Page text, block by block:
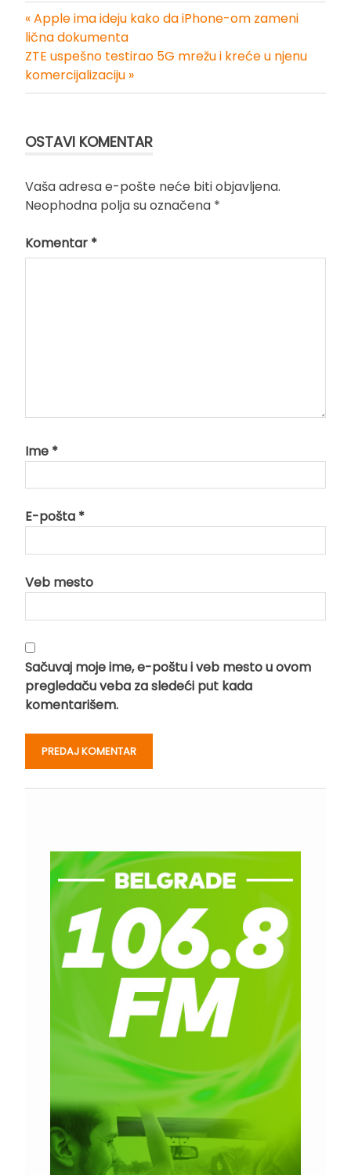
Kretanje
članka
« Apple ima ideju kako da iPhone-om zameni
lična dokumenta
ZTE uspešno testirao 5G mrežu i kreće u njenu
komercijalizaciju »
OSTAVI KOMENTAR
Vaša adresa e-pošte neće biti objavljena.
Neophodna polja su označena *
Komentar *
Ime *
E-pošta *
Veb mesto
Sačuvaj moje ime, e-poštu i veb mesto u ovom
pregledaču veba za sledeći put kada
komentarišem.